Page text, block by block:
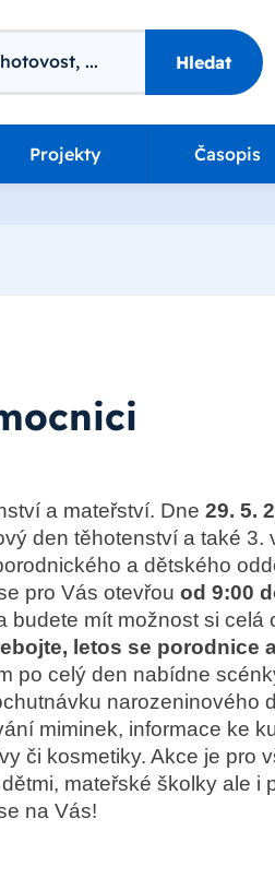
Hledat
Projekty Časopis
a mateřství. Dne29. 5.
den těhotenství a také 3.
a dětského
pro Vás otevřouod 9:00
budete mít možnost si celá
letos se porodnice
po celý den nabídne
narozeninového
miminek, informace ke
či kosmetiky. Akce je pro
mateřské školky ale i
na Vás!